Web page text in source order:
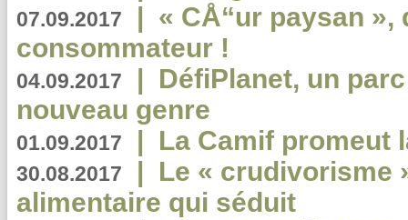
07.09.2017 | « CÅ“ur paysan
consommateur !
04.09.2017 | DéfiPlanet, un
nouveau genre
01.09.2017 | La Camif promeut
30.08.2017 | Le « crudivorisme
alimentaire qui séduit